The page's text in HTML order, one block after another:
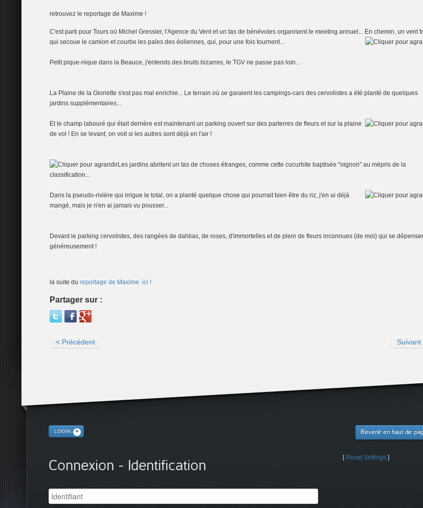
retrouvez le reportage de Maxime !
C'est parti pour Tours où Michel Gressier, l'Agence du Vent et un tas de bénévoles organisent le meeting annuel... En chemin, un vent
qui secoue le camion et courbe les pales des éoliennes, qui, pour une fois tournent...
Petit pique-nique dans la Beauce, j'entends des bruits bizarres, le TGV ne passe pas loin...
La Plaine de la Gloriette s'est pas mal enrichie... Le terrain où se garaient les campings-cars des cervolistes a été planté de quelques
jardins supplémentaires...
Et le champ labouré qui était derrière est maintenant un parking ouvert sur des parterres de fleurs et sur la plaine
de vol ! En se levant, on voit si les autres sont déjà en l'air !
Les jardins abritent un tas de choses étranges, comme cette cucurbite baptisée "oignon" au mépris de la
classification...
Dans la pseudo-rivière qui irrigue le total, on a planté quelque chose qui pourrait bien être du riz, j'en ai déjà
mangé, mais je n'en ai jamais vu pousser...
Devant le parking cervolistes, des rangées de dahlias, de roses, d'immortelles et de plein de fleurs inconnues (de moi) qui se
généreusement !
la suite du reportage de Maxime ici !
Partager sur :
< Précédent Suivant
LOGIN
Connexion - Identification
Revenir en haut de
[ Reset Settings ]